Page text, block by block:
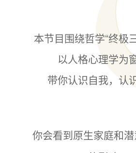
本节目围绕哲学“终极
以人格心理学为
带你认识自我，认
你会看到原生家庭和